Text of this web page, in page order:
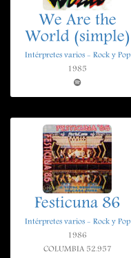
We Are the
World (simple)
Intérpretes varios - Rock y Pop
1985
Festicuna 86
Intérpretes varios - Rock y Pop
1986
COLUMBIA 52.957